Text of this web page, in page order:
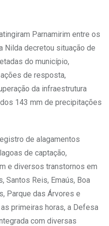
Parnamirim entre os
Nilda decretou situação de
do município,
de resposta,
da infraestrutura
143 mm de precipitações
de alagamentos
de captação,
e diversos transtornos em
Santos Reis, Emaús, Boa
Parque das Árvores e
primeiras horas, a Defesa
com diversas